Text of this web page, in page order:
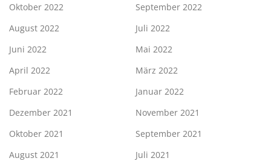
Oktober 2022
September 2022
August 2022
Juli 2022
Juni 2022
Mai 2022
April 2022
März 2022
Februar 2022
Januar 2022
Dezember 2021
November 2021
Oktober 2021
September 2021
August 2021
Juli 2021